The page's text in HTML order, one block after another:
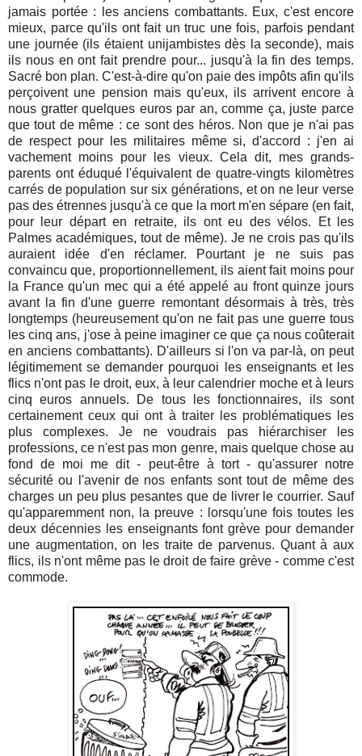
jamais portée : les anciens combattants. Eux, c'est encore
mieux, parce qu'ils ont fait un truc une fois, parfois pendant
une journée (ils étaient unijambistes dès la seconde), mais
ils nous en ont fait prendre pour... jusqu'à la fin des temps.
Sacré bon plan. C'est-à-dire qu'on paie des impôts afin qu'ils
perçoivent une pension mais qu'eux, ils arrivent encore à
nous gratter quelques euros par an, comme ça, juste parce
que tout de même : ce sont des héros. Non que je n'ai pas
de respect pour les militaires même si, d'accord : j'en ai
vachement moins pour les vieux. Cela dit, mes grands-
parents ont éduqué l'équivalent de quatre-vingts kilomètres
carrés de population sur six générations, et on ne leur verse
pas des étrennes jusqu'à ce que la mort m'en sépare (en fait,
pour leur départ en retraite, ils ont eu des vélos. Et les
Palmes académiques, tout de même). Je ne crois pas qu'ils
auraient idée d'en réclamer. Pourtant je ne suis pas
convaincu que, proportionnellement, ils aient fait moins pour
la France qu'un mec qui a été appelé au front quinze jours
avant la fin d'une guerre remontant désormais à très, très
longtemps (heureusement qu'on ne fait pas une guerre tous
les cinq ans, j'ose à peine imaginer ce que ça nous coûterait
en anciens combattants). D'ailleurs si l'on va par-là, on peut
légitimement se demander pourquoi les enseignants et les
flics n'ont pas le droit, eux, à leur calendrier moche et à leurs
cinq euros annuels. De tous les fonctionnaires, ils sont
certainement ceux qui ont à traiter les problématiques les
plus complexes. Je ne voudrais pas hiérarchiser les
professions, ce n'est pas mon genre, mais quelque chose au
fond de moi me dit - peut-être à tort - qu'assurer notre
sécurité ou l'avenir de nos enfants sont tout de même des
charges un peu plus pesantes que de livrer le courrier. Sauf
qu'apparemment non, la preuve : lorsqu'une fois toutes les
deux décennies les enseignants font grève pour demander
une augmentation, on les traite de parvenus. Quant à aux
flics, ils n'ont même pas le droit de faire grève - comme c'est
commode.